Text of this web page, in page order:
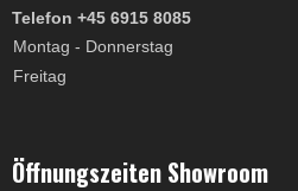
Telefon +45 6915 8085
Montag - Donnerstag
Freitag
Öffnungszeiten Showroom